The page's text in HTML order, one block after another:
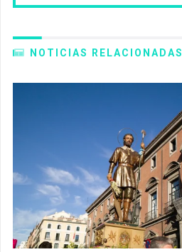
NOTICIAS RELACIONADAS